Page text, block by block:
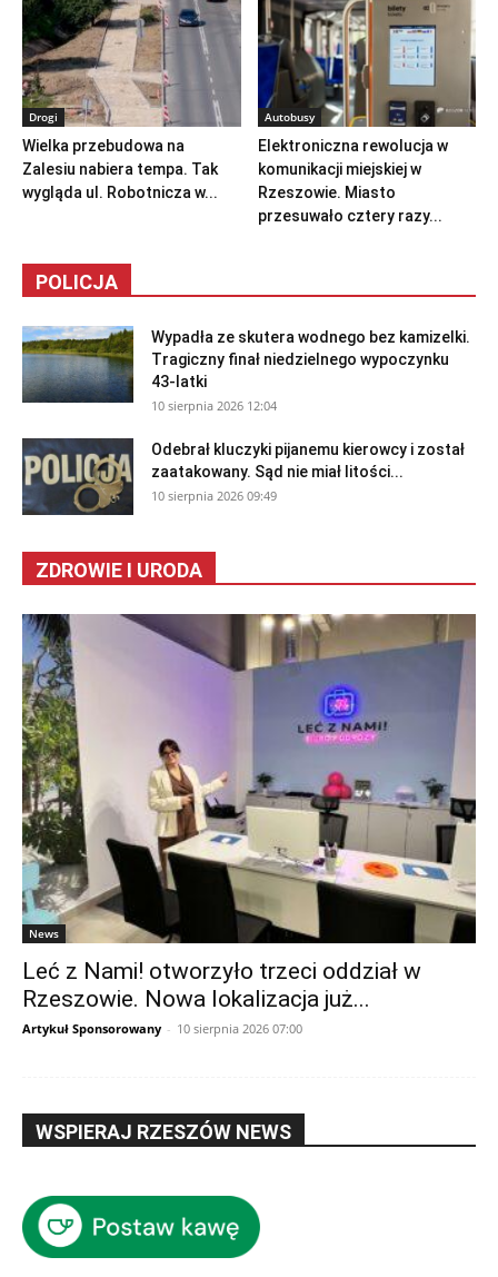
Drogi
Wielka przebudowa na
Zalesiu nabiera tempa. Tak
wygląda ul. Robotnicza w...
Autobusy
Elektroniczna rewolucja w
komunikacji miejskiej w
Rzeszowie. Miasto
przesuwało cztery razy...
POLICJA
Wypadła ze skutera wodnego bez kamizelki.
Tragiczny finał niedzielnego wypoczynku
43-latki
10 sierpnia 2026 12:04
Odebrał kluczyki pijanemu kierowcy i został
zaatakowany. Sąd nie miał litości...
10 sierpnia 2026 09:49
ZDROWIE I URODA
News
Leć z Nami! otworzyło trzeci oddział w
Rzeszowie. Nowa lokalizacja już...
Artykuł Sponsorowany - 10 sierpnia 2026 07:00
WSPIERAJ RZESZÓW NEWS